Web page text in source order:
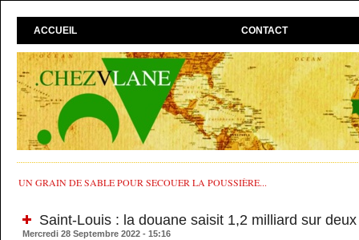
ACCUEIL CONTACT
UN GRAIN DE SABLE POUR SECOUER LA POUSSIÈRE...
Saint-Louis : la douane saisit 1,2 milliard sur
Mercredi 28 Septembre 2022 - 15:16